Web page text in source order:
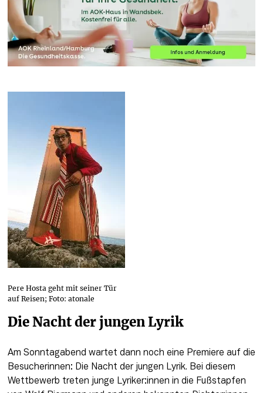
Pere Hosta geht mit seiner Tür
auf Reisen; Foto: atonale
Die Nacht der jungen Lyrik
Am Sonntagabend wartet dann noch eine Premiere auf die
Besucherinnen: Die Nacht der jungen Lyrik. Bei diesem
Wettbewerb treten junge Lyriker:innen in die Fußstapfen